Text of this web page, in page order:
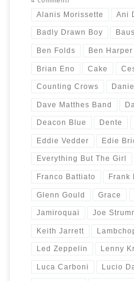
Alanis Morissette Ani
Badly Drawn Boy
Ben Folds Ben Harper
Brian Eno Cake
Counting Crows
Dave Matthes Band
Deacon Blue Dente
Eddie Vedder Edie
Everything But The Girl
Franco Battiato Frank
Glenn Gould Grace
Jamiroquai Joe
Keith Jarrett
Led Zeppelin Lenny
Luca Carboni Lucio